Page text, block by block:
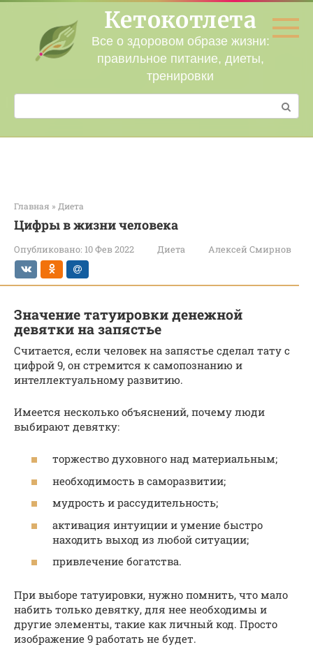
Перейти
контенту
Кетокотлета
Все о здоровом образе жизни:
правильное питание, диеты,
тренировки
Поиск:
Главная » Диета
Цифры в жизни человека
Опубликовано: 10 Фев 2022 Диета Алексей Смирнов
Значение татуировки денежной
девятки на запястье
Считается, если человек на запястье сделал тату с
цифрой 9, он стремится к самопознанию и
интеллектуальному развитию.
Имеется несколько объяснений, почему люди
выбирают девятку:
торжество духовного над материальным;
необходимость в саморазвитии;
мудрость и рассудительность;
активация интуиции и умение быстро
находить выход из любой ситуации;
привлечение богатства.
При выборе татуировки, нужно помнить, что мало
набить только девятку, для нее необходимы и
другие элементы, такие как личный код. Просто
изображение 9 работать не будет.